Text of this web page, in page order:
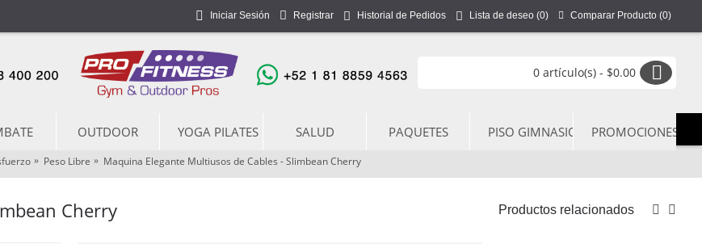
Iniciar Sesión Registrar Historial de Pedidos Lista de deseo (0) Comparar Producto (0)
0 artículo(s) - $0.00
OUTDOOR YOGA PILATES SALUD PAQUETES PISO GIMNASIO PROMOCIONES
Peso Libre Maquina Elegante Multiusos de Cables - Slimbean Cherry
Productos relacionados
Cherry